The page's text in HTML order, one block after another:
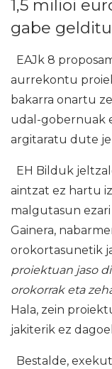
1,5 milioi
gabe
EAJk 8
aurrekontu
bakarra onartu
udal-gobernuak
argitaratu dute
EH Bilduk
aintzat ez hartu
malgutasun ezari
Gainera,
orokortasunetik
proiektuan jaso
orokorrak eta
Hala, zein
jakiterik ez
Bestalde,